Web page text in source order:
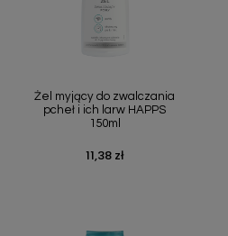
Żel myjący do zwalczania
pcheł i ich larw HAPPS
150ml
Cena
11,38 zł